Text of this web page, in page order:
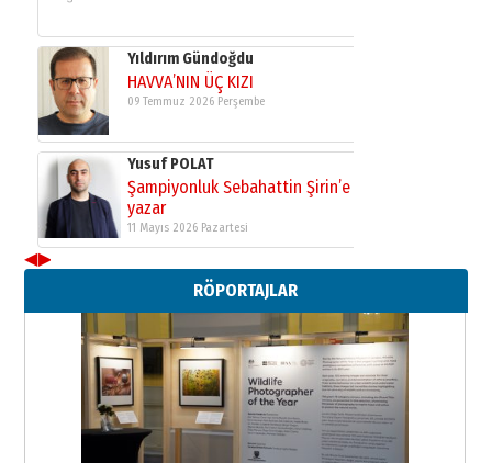
Yıldırım Gündoğdu
HAVVA’NIN ÜÇ KIZI
09 Temmuz 2026 Perşembe
Yusuf POLAT
Şampiyonluk Sebahattin Şirin’e
yazar
11 Mayıs 2026 Pazartesi
Neşat YALÇIN
Paranın Aile Kültüründeki Yeri
Yıldırım Gündoğdu
HAVVA’NIN ÜÇ KIZI
09 Temmuz 2026 Perşembe
◀▶
RÖPORTAJLAR